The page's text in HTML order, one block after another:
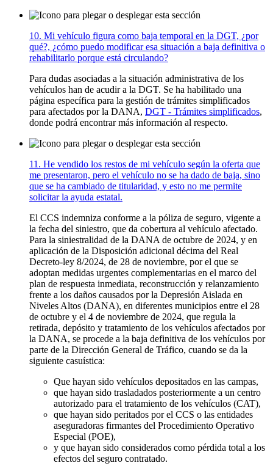
10. Mi vehículo figura como baja temporal en la DGT, ¿por
qué?, ¿cómo puedo modificar esa situación a baja definitiva o
rehabilitarlo porque está circulando?
Para dudas asociadas a la situación administrativa de los
vehículos han de acudir a la DGT. Se ha habilitado una
página específica para la gestión de trámites simplificados
para afectados por la DANA, DGT - Trámites simplificados,
donde podrá encontrar más información al respecto.
11. He vendido los restos de mi vehículo según la oferta que
me presentaron, pero el vehículo no se ha dado de baja, sino
que se ha cambiado de titularidad, y esto no me permite
solicitar la ayuda estatal.
El CCS indemniza conforme a la póliza de seguro, vigente a
la fecha del siniestro, que da cobertura al vehículo afectado.
Para la siniestralidad de la DANA de octubre de 2024, y en
aplicación de la Disposición adicional décima del Real
Decreto-ley 8/2024, de 28 de noviembre, por el que se
adoptan medidas urgentes complementarias en el marco del
plan de respuesta inmediata, reconstrucción y relanzamiento
frente a los daños causados por la Depresión Aislada en
Niveles Altos (DANA), en diferentes municipios entre el 28
de octubre y el 4 de noviembre de 2024, que regula la
retirada, depósito y tratamiento de los vehículos afectados por
la DANA, se procede a la baja definitiva de los vehículos por
parte de la Dirección General de Tráfico, cuando se da la
siguiente casuística:
Que hayan sido vehículos depositados en las campas,
que hayan sido trasladados posteriormente a un centro
autorizado para el tratamiento de los vehículos (CAT),
que hayan sido peritados por el CCS o las entidades
aseguradoras firmantes del Procedimiento Operativo
Especial (POE),
y que hayan sido considerados como pérdida total a los
efectos del seguro contratado.